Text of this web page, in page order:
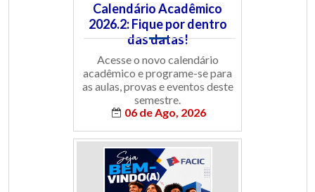
Calendário Acadêmico
2026.2: Fique por dentro
das datas!
Acesse o novo calendário
acadêmico e programe-se para
as aulas, provas e eventos deste
semestre.
06 de Ago, 2026